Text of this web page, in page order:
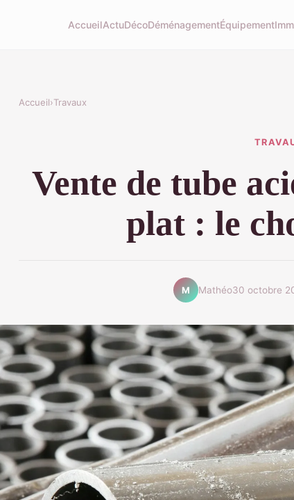
AccueilActuDécoDéménagementÉquipement
Accueil›Travaux
Vente de tube
plat : le
M Mathéo30 octobre